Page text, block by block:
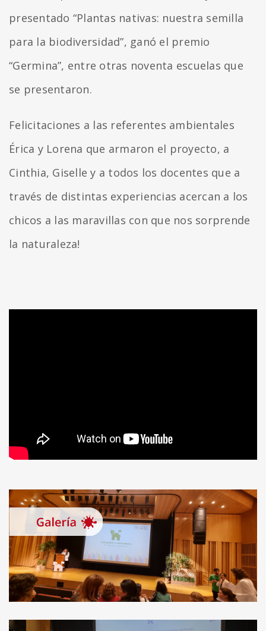
presentado “Plantas nativas: nuestra semilla
para la biodiversidad”, ganó el premio
“Germina”, entre otras noventa escuelas que
se presentaron.
Felicitaciones a las referentes ambientales
Érica y Lorena que armaron el proyecto, a
Cinthia, Giselle y a todos los docentes que a
través de distintas experiencias acercan a los
chicos a las maravillas con que nos sorprende
la naturaleza!